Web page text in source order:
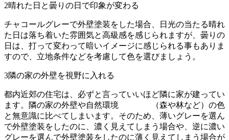
2晴れた日と曇りの日で印象が変わる
チャコールグレーで外壁塗装をした場合、日光の当たる晴れ
た日は落ち着いた雰囲気と高級感を感じられますが、曇りの
日は、打って変わって暗いイメージに感じられる事もありま
すので、立地条件などを考慮して色を選びましょう。
3隣の家の外壁を視野に入れる
都内近郊の住宅は、必ずと言っていいほど隣に家が建ってい
ます。隣の家の外壁や自然環境 （森や林など）の色
と無意識に比べてしまいます。そのため、薄いグレーを選ん
で外壁塗装をしたのに、濃く見えてしまう場合や、逆に濃い
グレーを選んで外壁塗装をしたのに薄く見えてしまう場合が